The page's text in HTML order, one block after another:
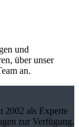
und
über unser
an.
2002 als Experte
zur Verfügung.